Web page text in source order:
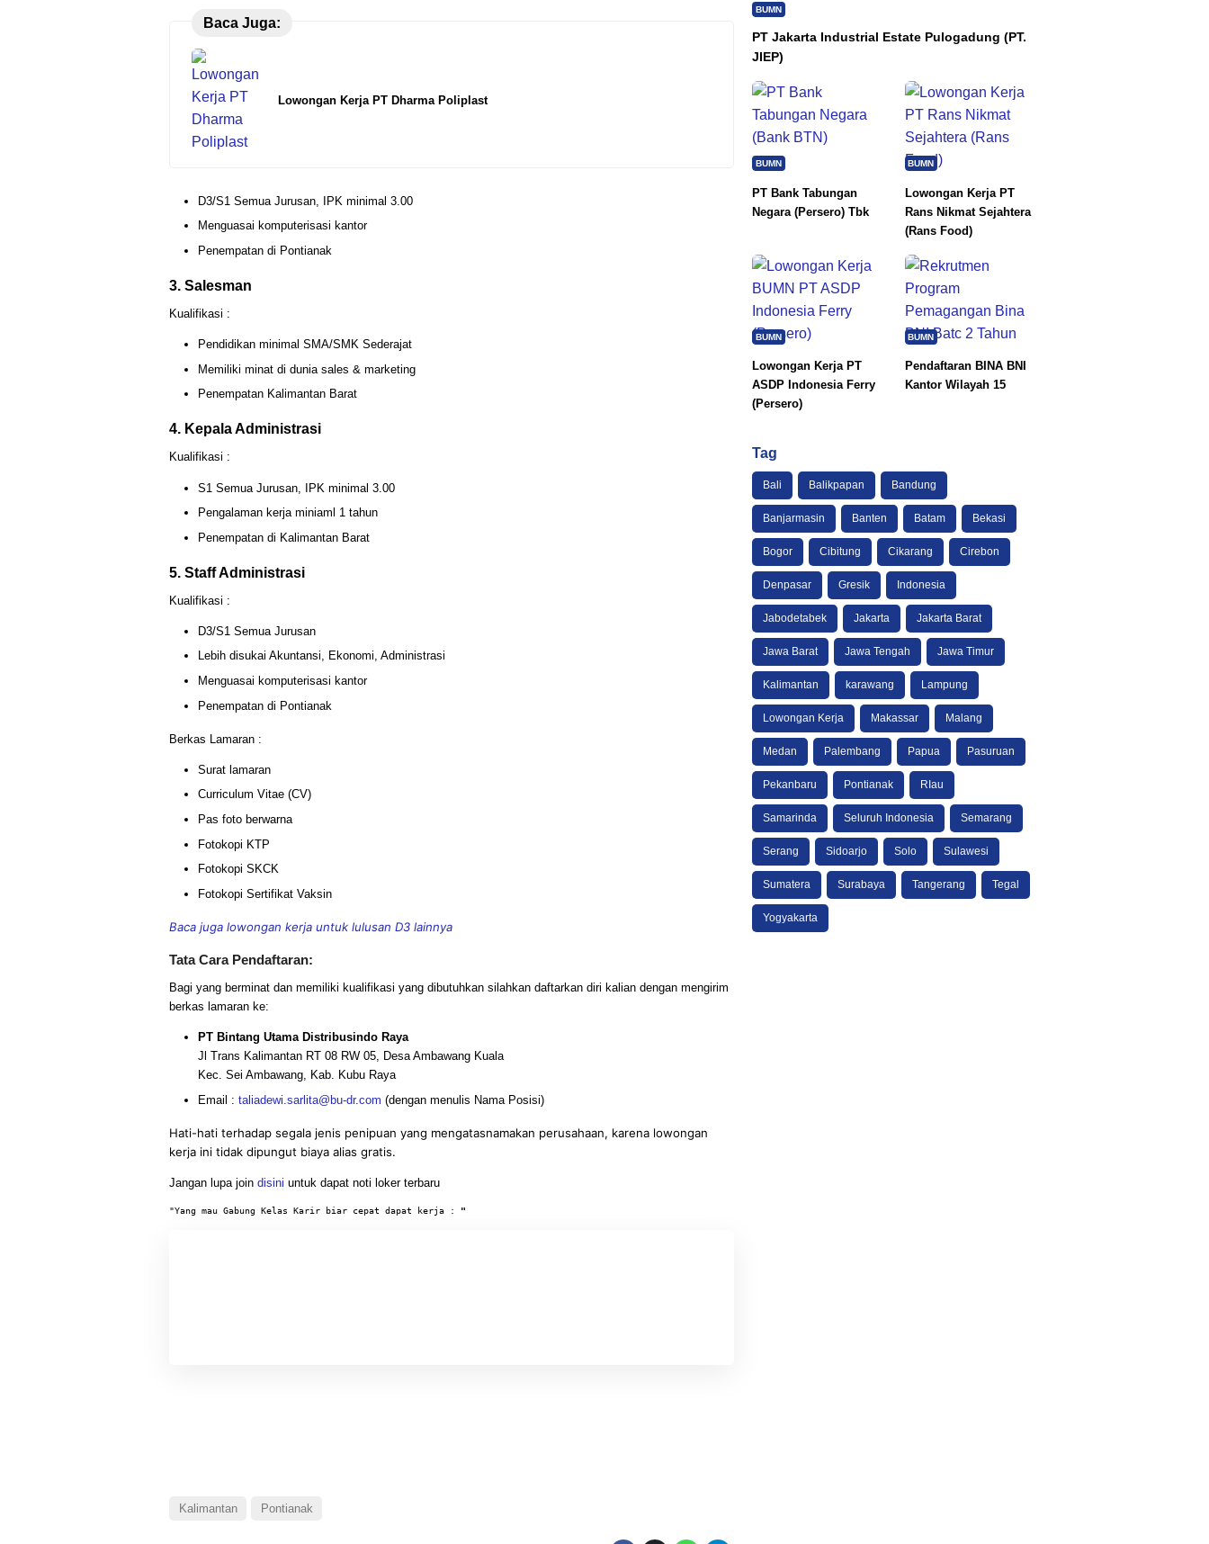
Baca Juga:
Lowongan Kerja PT Dharma Poliplast
D3/S1 Semua Jurusan, IPK minimal 3.00
Menguasai komputerisasi kantor
Penempatan di Pontianak
3. Salesman
Kualifikasi :
Pendidikan minimal SMA/SMK Sederajat
Memiliki minat di dunia sales & marketing
Penempatan Kalimantan Barat
4. Kepala Administrasi
Kualifikasi :
S1 Semua Jurusan, IPK minimal 3.00
Pengalaman kerja miniaml 1 tahun
Penempatan di Kalimantan Barat
5. Staff Administrasi
Kualifikasi :
D3/S1 Semua Jurusan
Lebih disukai Akuntansi, Ekonomi, Administrasi
Menguasai komputerisasi kantor
Penempatan di Pontianak
Berkas Lamaran :
Surat lamaran
Curriculum Vitae (CV)
Pas foto berwarna
Fotokopi KTP
Fotokopi SKCK
Fotokopi Sertifikat Vaksin
Baca juga lowongan kerja untuk lulusan D3 lainnya
Tata Cara Pendaftaran:
Bagi yang berminat dan memiliki kualifikasi yang dibutuhkan silahkan daftarkan diri kalian dengan mengirim
berkas lamaran ke:
PT Bintang Utama Distribusindo Raya
Jl Trans Kalimantan RT 08 RW 05, Desa Ambawang Kuala
Kec. Sei Ambawang, Kab. Kubu Raya
Email : taliadewi.sarlita@bu-dr.com (dengan menulis Nama Posisi)
Hati-hati terhadap segala jenis penipuan yang mengatasnamakan perusahaan, karena lowongan
kerja ini tidak dipungut biaya alias gratis.
Jangan lupa join disini untuk dapat noti loker terbaru
"Yang mau Gabung Kelas Karir biar cepat dapat kerja : "
Kalimantan Pontianak
BUMN
PT Jakarta Industrial Estate Pulogadung (PT.
JIEP)
BUMN
PT Bank Tabungan
Negara (Persero) Tbk
BUMN
Lowongan Kerja PT
Rans Nikmat Sejahtera
(Rans Food)
BUMN
Lowongan Kerja PT
ASDP Indonesia Ferry
(Persero)
BUMN
Pendaftaran BINA BNI
Kantor Wilayah 15
Tag
Bali Balikpapan Bandung
Banjarmasin Banten Batam Bekasi
Bogor Cibitung Cikarang Cirebon
Denpasar Gresik Indonesia
Jabodetabek Jakarta Jakarta Barat
Jawa Barat Jawa Tengah Jawa Timur
Kalimantan karawang Lampung
Lowongan Kerja Makassar Malang
Medan Palembang Papua Pasuruan
Pekanbaru Pontianak RIau
Samarinda Seluruh Indonesia Semarang
Serang Sidoarjo Solo Sulawesi
Sumatera Surabaya Tangerang Tegal
Yogyakarta